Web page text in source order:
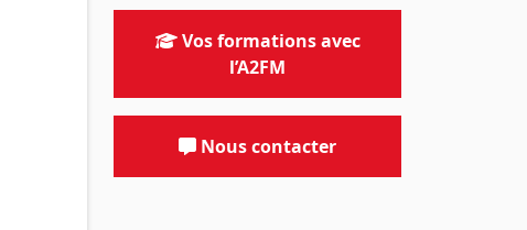
Vos formations avec
l’A2FM
Nous contacter